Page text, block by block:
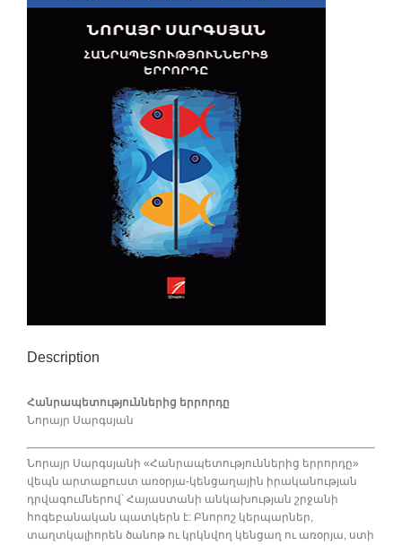
Description
Հանրապետություններից երրորդը
Նորայր Սարգսյան
Նորայր Սարգսյանի «Հանրապետություններից երրորդը»
վեպն արտաքուստ առօրյա-կենցաղային իրականության
դրվագումներով՝ Հայաստանի անկախության շրջանի
հոգեբանական պատկերն է: Բնորոշ կերպարներ,
տաղտկալիորեն ծանոթ ու կրկնվող կենցաղ ու առօրյա, ստի